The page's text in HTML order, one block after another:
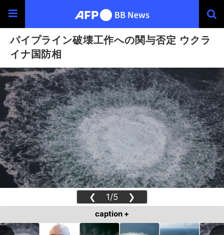
パイプライン破壊工作への関与否定 ウクラ
イナ国防相
❮ 1/5 ❯
caption +